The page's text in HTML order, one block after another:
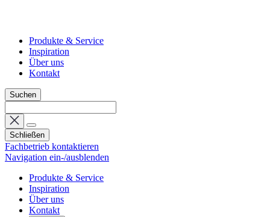
Produkte & Service
Inspiration
Über uns
Kontakt
Suchen
Schließen
Fachbetrieb kontaktieren
Navigation ein-/ausblenden
Produkte & Service
Inspiration
Über uns
Kontakt